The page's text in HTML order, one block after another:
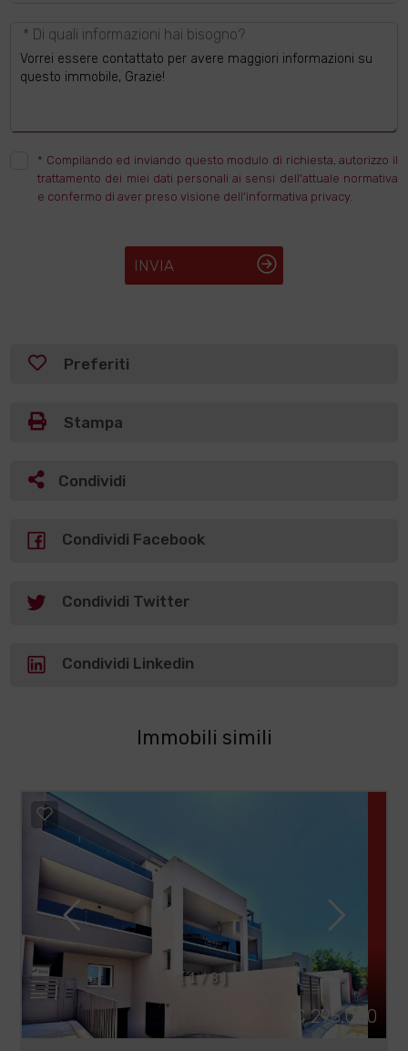
* Di quali informazioni hai bisogno?
* Compilando ed inviando questo modulo di richiesta, autorizzo il
trattamento dei miei dati personali ai sensi dell'attuale normativa
e confermo di aver preso visione dell'informativa privacy.
INVIA
Preferiti
Stampa
Condividi
Condividi Facebook
Condividi Twitter
Condividi Linkedin
Immobili simili
[ 1 / 8
€ 295.000